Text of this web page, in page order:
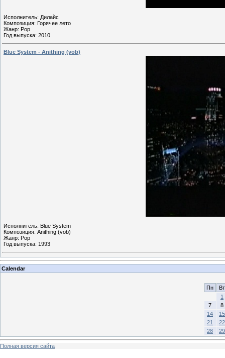
Исполнитель: Дилайс
Композиция: Горячее лето
Жанр: Pop
Год выпуска: 2010
Blue System - Anithing (vob)
Исполнитель: Blue System
Композиция: Anithing (vob)
Жанр: Pop
Год выпуска: 1993
Calendar
Пн
Вт
1
7
8
14
15
21
22
28
29
Полная версия сайта